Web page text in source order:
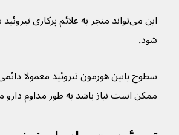
این می‌تواند منجر به علائم پرکاری
شود.
سطوح پایین هورمون تیروئید معمولا
ممکن است نیاز باشد به طور مداوم